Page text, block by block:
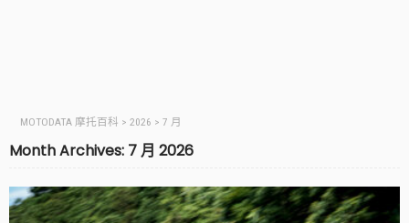
MOTODATA 摩托百科 > 2026 > 7 月
Month Archives: 7 月 2026